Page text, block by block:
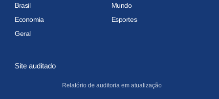
Brasil
Mundo
Economia
Esportes
Geral
Site auditado
Relatório de auditoria em atualização